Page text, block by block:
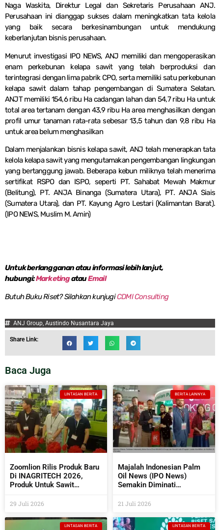
Naga Waskita, Direktur Legal dan Sekretaris Perusahaan ANJ.
Perusahaan ini dianggap sukses dalam meningkatkan tata kelola
yang baik secara berkesinambungan untuk mendukung
keberlanjutan bisnis perusahaan.
Menurut investigasi IPO NEWS, ANJ memiliki dan mengoperasikan
enam perkebunan kelapa sawit yang telah berproduksi dan
terintegrasi dengan lima pabrik CPO, serta memiliki satu perkebunan
kelapa sawit dalam tahap pengembangan di Sumatera Selatan.
ANJT memiliki 154,6 ribu Ha cadangan lahan dan 54,7 ribu Ha untuk
total area tertanam dengan 43,9 ribu Ha area menghasilkan dengan
profil umur tanaman rata-rata sebesar 13,5 tahun dan 9,8 ribu Ha
untuk area belum menghasilkan
Dalam menjalankan bisnis kelapa sawit, ANJ telah menerapkan tata
kelola kelapa sawit yang mengutamakan pengembangan lingkungan
yang bertanggung jawab. Beberapa kebun miliknya telah menerima
sertifikat RSPO dan ISPO, seperti PT. Sahabat Mewah Makmur
(Belitung), PT. ANJA Binanga (Sumatera Utara), PT. ANJA Siais
(Sumatera Utara), dan PT. Kayung Agro Lestari (Kalimantan Barat).
(IPO NEWS, Muslim M. Amin)
Untuk berlangganan atau informasi lebih lanjut,
hubungi:MarketingatauEmail
Butuh Buku Riset? Silahkan kunjugiCDMI Consulting
ANJ Group, Austindo Nusantara Jaya
Share Link:
Baca Juga
LINTASAN BERITA
Zoomlion Rilis Produk Baru
Di INAGRITECH 2026,
Produk Untuk Sawit
29 Juli 2026
BERITA LAINNYA
Majalah Indonesian Palm
Oil News (IPO News)
Semakin Diminati
Industri Pendukungnya
21 Juli 2026
LINTASAN BERITA LINTASAN BERITA